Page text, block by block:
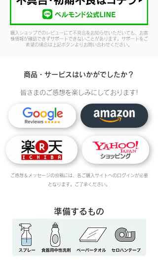
購入ショップでのレビューにて不具合をお知らせいただいても、お客
様情報が確認できずサポートできないことがあります。サポートをご
希望の場合は上記ボタンよりお問い合わせください。
商品・サービスはいかがでしたか？
皆さまのご感想を楽しみにしております!
ご感想＆メッセージの投稿には、各ご購入サイトへのログインが必要
となります。ご了承ください。
準備するもの